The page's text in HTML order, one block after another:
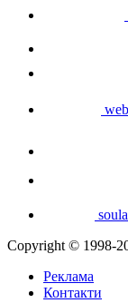
Copyright © 1998-
Реклама
Контакти